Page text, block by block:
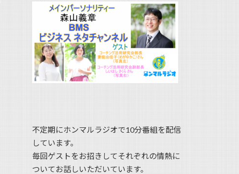
不定期にホンマルラジオで10分番組を配信
しています。
毎回ゲストをお招きしてそれぞれの情熱に
ついてお話しいただいています。